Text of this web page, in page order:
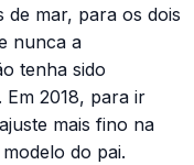
de mar, para os dois
nunca a
tenha sido
2018, para ir
mais fino na
do pai.